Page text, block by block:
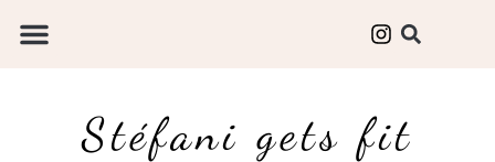
Stéfani gets fit